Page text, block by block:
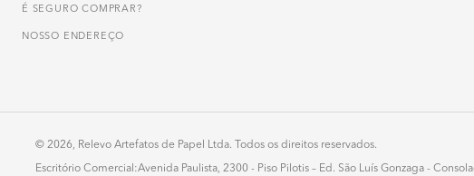
É SEGURO COMPRAR?
NOSSO ENDEREÇO
© 2026, Relevo Artefatos de Papel Ltda. Todos os direitos reservados.
Escritório Comercial:Avenida Paulista, 2300 - Piso Pilotis – Ed. São Luís Gonzaga -